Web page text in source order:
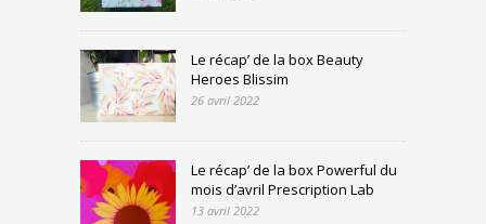
Le récap’ de la box Beauty
Heroes Blissim
26 avril 2022
Le récap’ de la box Powerful du
mois d’avril Prescription Lab
13 avril 2022